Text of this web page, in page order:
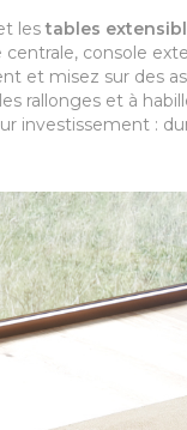
lestables
console
misez sur des
rallonges et à
investissement :